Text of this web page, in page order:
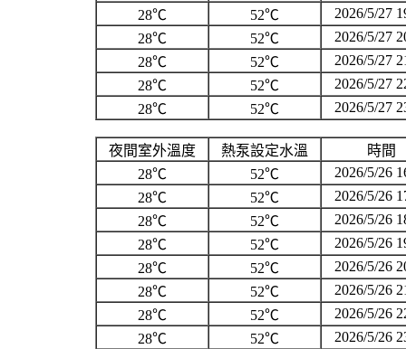
28℃
52℃
2026/5/27
28℃
52℃
2026/5/27
28℃
52℃
2026/5/27
28℃
52℃
2026/5/27
28℃
52℃ 2026/5/27
夜間室外溫度 熱泵設定水溫
時間
28℃
52℃
2026/5/26
28℃
52℃
2026/5/26
28℃
52℃
2026/5/26
28℃
52℃
2026/5/26
28℃
52℃
2026/5/26
28℃
52℃
2026/5/26
28℃
52℃
2026/5/26
28℃
52℃ 2026/5/26